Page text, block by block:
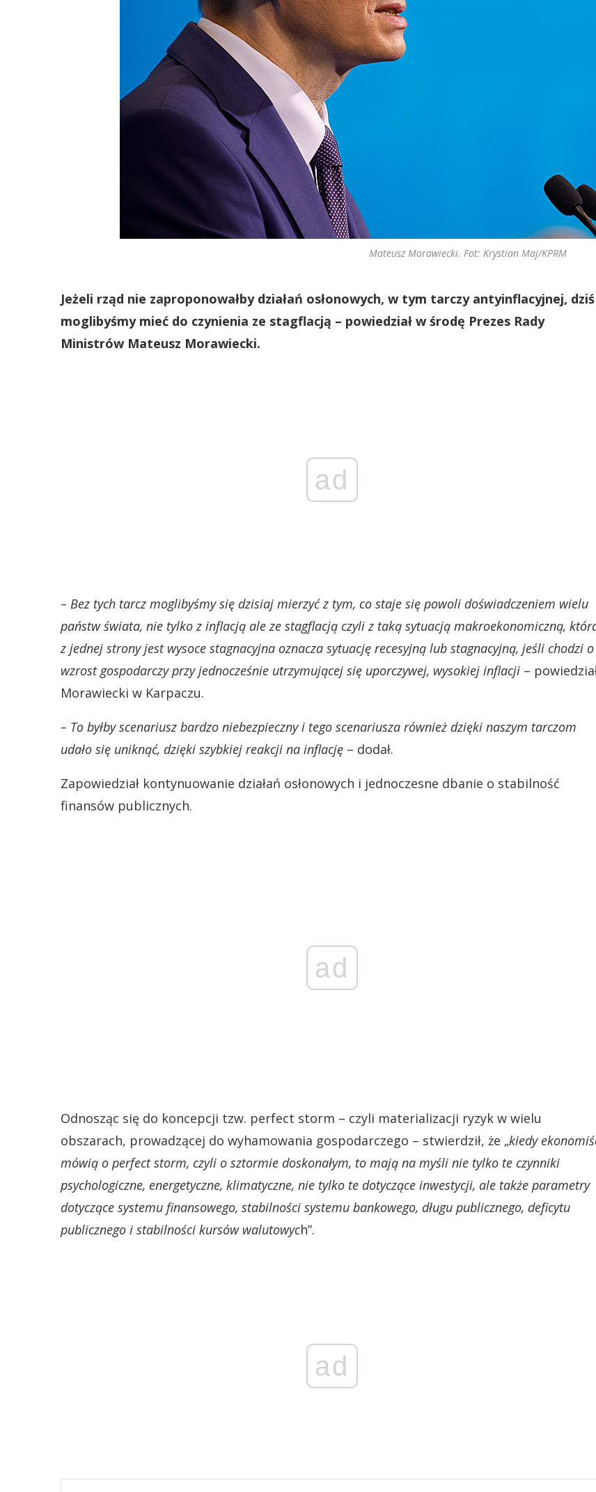
Mateusz Morawiecki. Fot: Krystian Maj/KPRM
Jeżeli rząd nie zaproponowałby działań osłonowych, w tym tarczy antyinflacyjnej, dziś
moglibyśmy mieć do czynienia ze stagflacją – powiedział w środę Prezes Rady
Ministrów Mateusz Morawiecki.
ad
– Bez tych tarcz moglibyśmy się dzisiaj mierzyć z tym, co staje się powoli doświadczeniem wielu
państw świata, nie tylko z inflacją ale ze stagflacją czyli z taką sytuacją makroekonomiczną,
z jednej strony jest wysoce stagnacyjna oznacza sytuację recesyjną lub stagnacyjną, jeśli chodzi o
wzrost gospodarczy przy jednocześnie utrzymującej się uporczywej, wysokiej inflacji –
Morawiecki w Karpaczu.
– To byłby scenariusz bardzo niebezpieczny i tego scenariusza również dzięki naszym tarczom
udało się uniknąć, dzięki szybkiej reakcji na inflację – dodał.
Zapowiedział kontynuowanie działań osłonowych i jednoczesne dbanie o stabilność
finansów publicznych.
ad
Odnosząc się do koncepcji tzw. perfect storm – czyli materializacji ryzyk w wielu
obszarach, prowadzącej do wyhamowania gospodarczego – stwierdził, że „kiedy
mówią o perfect storm, czyli o sztormie doskonałym, to mają na myśli nie tylko te czynniki
psychologiczne, energetyczne, klimatyczne, nie tylko te dotyczące inwestycji, ale także parametry
dotyczące systemu finansowego, stabilności systemu bankowego, długu publicznego, deficytu
publicznego i stabilności kursów walutowych”.
ad